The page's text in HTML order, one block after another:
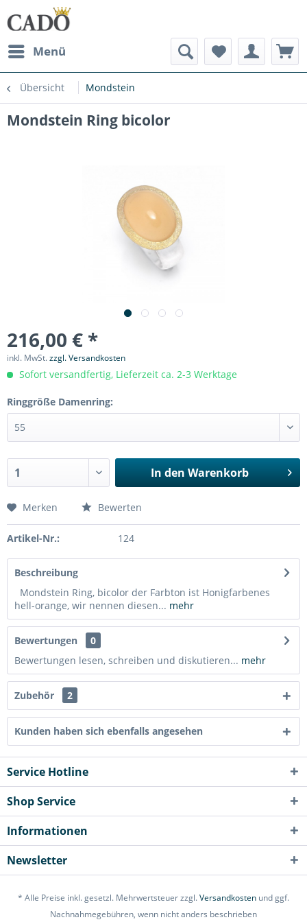
Menü
Übersicht Mondstein
Mondstein Ring bicolor
216,00 € *
inkl. MwSt.zzgl. Versandkosten
Sofort versandfertig, Lieferzeit ca. 2-3 Werktage
Ringgröße Damenring:
In den Warenkorb
Merken Bewerten
Artikel-Nr.: 124
Beschreibung
Mondstein Ring, bicolor der Farbton ist Honigfarbenes
hell-orange, wir nennen diesen... mehr
Bewertungen
0
Bewertungen lesen, schreiben und diskutieren... mehr
Zubehör 2
Kunden haben sich ebenfalls angesehen
Service Hotline
Shop Service
Informationen
Newsletter
* Alle Preise inkl. gesetzl. Mehrwertsteuer zzgl.Versandkosten und ggf.
Nachnahmegebühren, wenn nicht anders beschrieben